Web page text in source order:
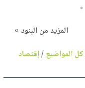
5
المزيد من البنود »
كل المواضيع/إقتصاد